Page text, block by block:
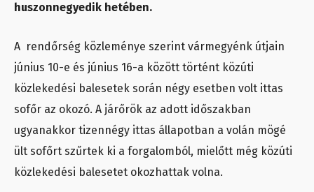
huszonnegyedik hetében.
A rendőrség közleménye szerint vármegyénk útjain
június 10-e és június 16-a között történt közúti
közlekedési balesetek során négy esetben volt ittas
sofőr az okozó. A járőrök az adott időszakban
ugyanakkor tizennégy ittas állapotban a volán mögé
ült sofőrt szűrtek ki a forgalomból, mielőtt még közúti
közlekedési balesetet okozhattak volna.